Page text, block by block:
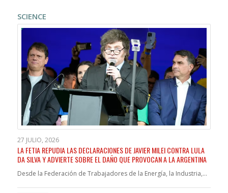
SCIENCE
27 JULIO, 2026
LA FETIA REPUDIA LAS DECLARACIONES DE JAVIER MILEI CONTRA LULA
DA SILVA Y ADVIERTE SOBRE EL DAÑO QUE PROVOCAN A LA ARGENTINA
Desde la Federación de Trabajadores de la Energía, la Industria,…